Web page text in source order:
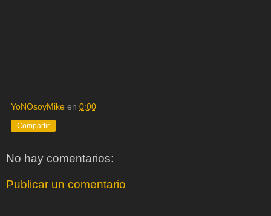
YoNOsoyMike en 0:00
Compartir
No hay comentarios:
Publicar un comentario